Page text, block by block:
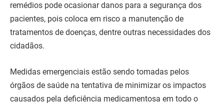
remédios pode ocasionar danos para a segurança dos
pacientes, pois coloca em risco a manutenção de
tratamentos de doenças, dentre outras necessidades dos
cidadãos.
Medidas emergenciais estão sendo tomadas pelos
órgãos de saúde na tentativa de minimizar os impactos
causados pela deficiência medicamentosa em todo o